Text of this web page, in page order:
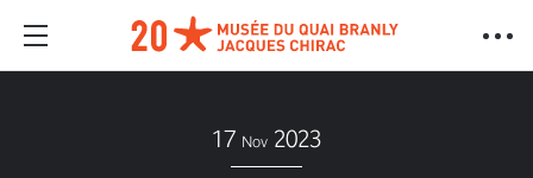
17 Nov 2023